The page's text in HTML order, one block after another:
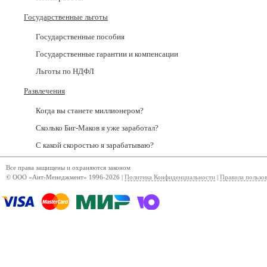
Государственные льготы
Государственные пособия
Государственные гарантии и компенсации
Льготы по НДФЛ
Развлечения
Когда вы станете миллионером?
Сколько Биг-Маков я уже заработал?
С какой скоростью я зарабатываю?
Все права защищены и охраняются законом
© ООО «Ант-Менеджмент» 1996-2026 | Политика Конфиденциальности Правила